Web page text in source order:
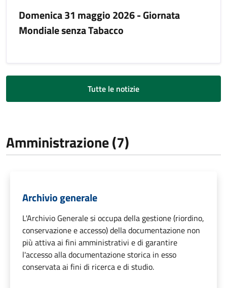
Domenica 31 maggio 2026 - Giornata
Mondiale senza Tabacco
Tutte le notizie
Amministrazione (7)
Archivio generale
L'Archivio Generale si occupa della gestione (riordino,
conservazione e accesso) della documentazione non
più attiva ai fini amministrativi e di garantire
l'accesso alla documentazione storica in esso
conservata ai fini di ricerca e di studio.